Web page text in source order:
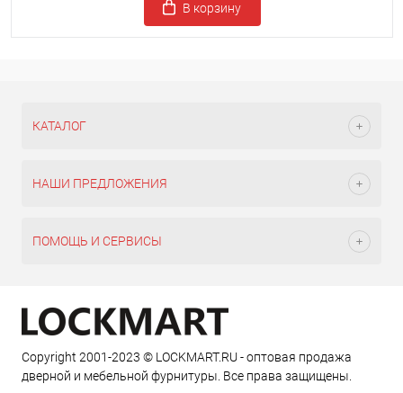
В корзину
КАТАЛОГ
НАШИ ПРЕДЛОЖЕНИЯ
ПОМОЩЬ И СЕРВИСЫ
Copyright 2001-2023 © LOCKMART.RU - оптовая продажа
дверной и мебельной фурнитуры. Все права защищены.